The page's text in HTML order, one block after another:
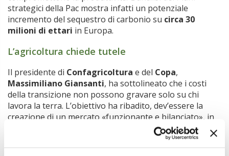
strategici della Pac mostra infatti un potenziale
incremento del sequestro di carbonio su circa 30
milioni di ettari in Europa.
L’agricoltura chiede tutele
Il presidente di Confagricoltura e del Copa,
Massimiliano Giansanti, ha sottolineato che i costi
della transizione non possono gravare solo su chi
lavora la terra. L’obiettivo ha ribadito, dev’essere la
creazione di un mercato «funzionante e bilanciato», in
cui il valore del carbonio sia realmente riconosciuto alle